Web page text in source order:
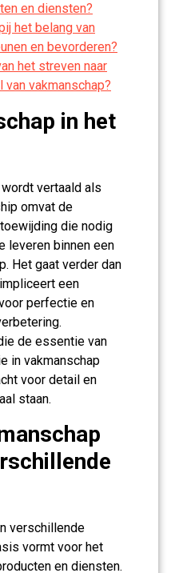
en diensten?
het belang van
en bevorderen?
het streven naar
vakmanschap?
in het
vertaald als
omvat de
die nodig
leveren binnen een
Het gaat verder dan
een
perfectie en
de essentie van
in vakmanschap
voor detail en
staan.
verschillende
vormt voor het
en diensten.